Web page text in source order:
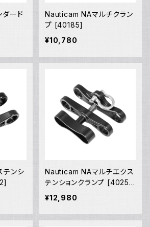
ード
Nauticam NAマルチクラン
プ [40185]
¥10,780
ンシ
Nauticam NAマルチエクス
テンションクランプ [4025
6]
¥12,980